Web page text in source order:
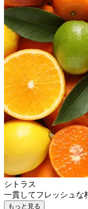
シトラス
一貫してフレッシュな
もっと見る